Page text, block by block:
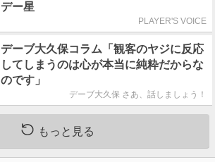
デー星
PLAYER'S VOICE
デーブ大久保コラム「観客のヤジに反応
してしまうのは心が本当に純粋だからな
のです」
デーブ大久保 さあ、話しましょう！
もっと見る